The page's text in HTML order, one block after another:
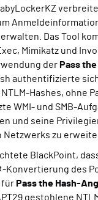
Das Tool
Mimikatz und
der Pass
authentifizierte
Hashes, ohne
WMI- und SMB-
und seine
zu
BlackPoint,
Konvertierung des
für Pass the Hash-
gestohlene